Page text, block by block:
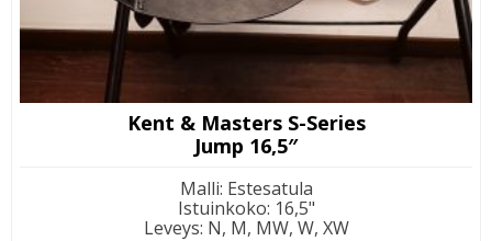
Kent & Masters S-Series
Jump 16,5″
Malli: Estesatula
Istuinkoko: 16,5"
Leveys: N, M, MW, W, XW